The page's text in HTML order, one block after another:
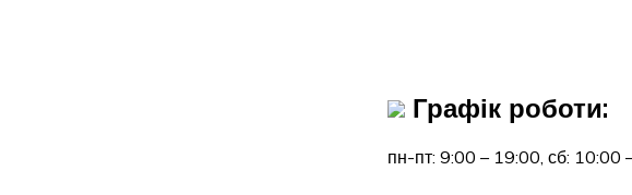
Графік роботи:
пн-пт: 9:00 – 19:00, сб: 10:00